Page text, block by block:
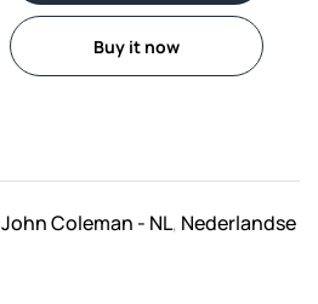
Buy it now
John Coleman - NL, Nederlandse